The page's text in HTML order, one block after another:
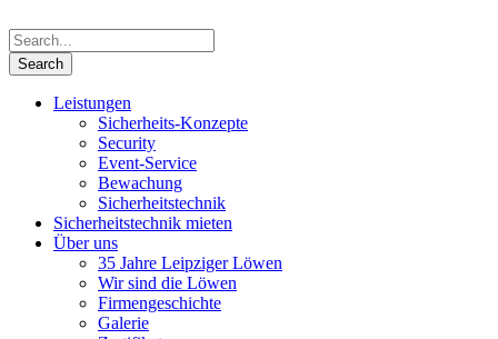
Leistungen
Sicherheits-Konzepte
Security
Event-Service
Bewachung
Sicherheits­technik
Sicherheitstechnik mieten
Über uns
35 Jahre Leipziger Löwen
Wir sind die Löwen
Firmengeschichte
Galerie